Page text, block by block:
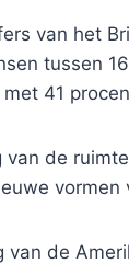
van het
tussen
41
van de
vormen
van de